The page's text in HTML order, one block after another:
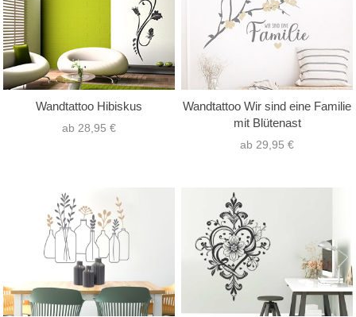
Wandtattoo Hibiskus
ab 28,95 €
Wandtattoo Wir sind eine Familie
mit Blütenast
ab 29,95 €